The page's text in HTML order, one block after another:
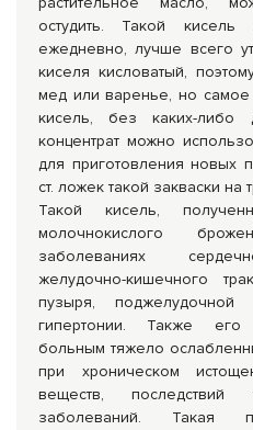
остудить. Такой кисель
ежедневно, лучше всего
киселя кисловатый,
мед или варенье, но самое
кисель, без каких-
концентрат можно
для приготовления новых
ст. ложек такой закваски на
Такой кисель,
молочнокислого
заболеваниях
желудочно-кишечного
пузыря,
гипертонии. Также его
больным тяжело
при хроническом
веществ, последствий
заболеваний. Такая